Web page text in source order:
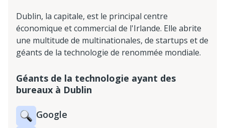
Dublin, la capitale, est le principal centre
économique et commercial de l'Irlande. Elle abrite
une multitude de multinationales, de startups et de
géants de la technologie de renommée mondiale.
Géants de la technologie ayant des
bureaux à Dublin
Google